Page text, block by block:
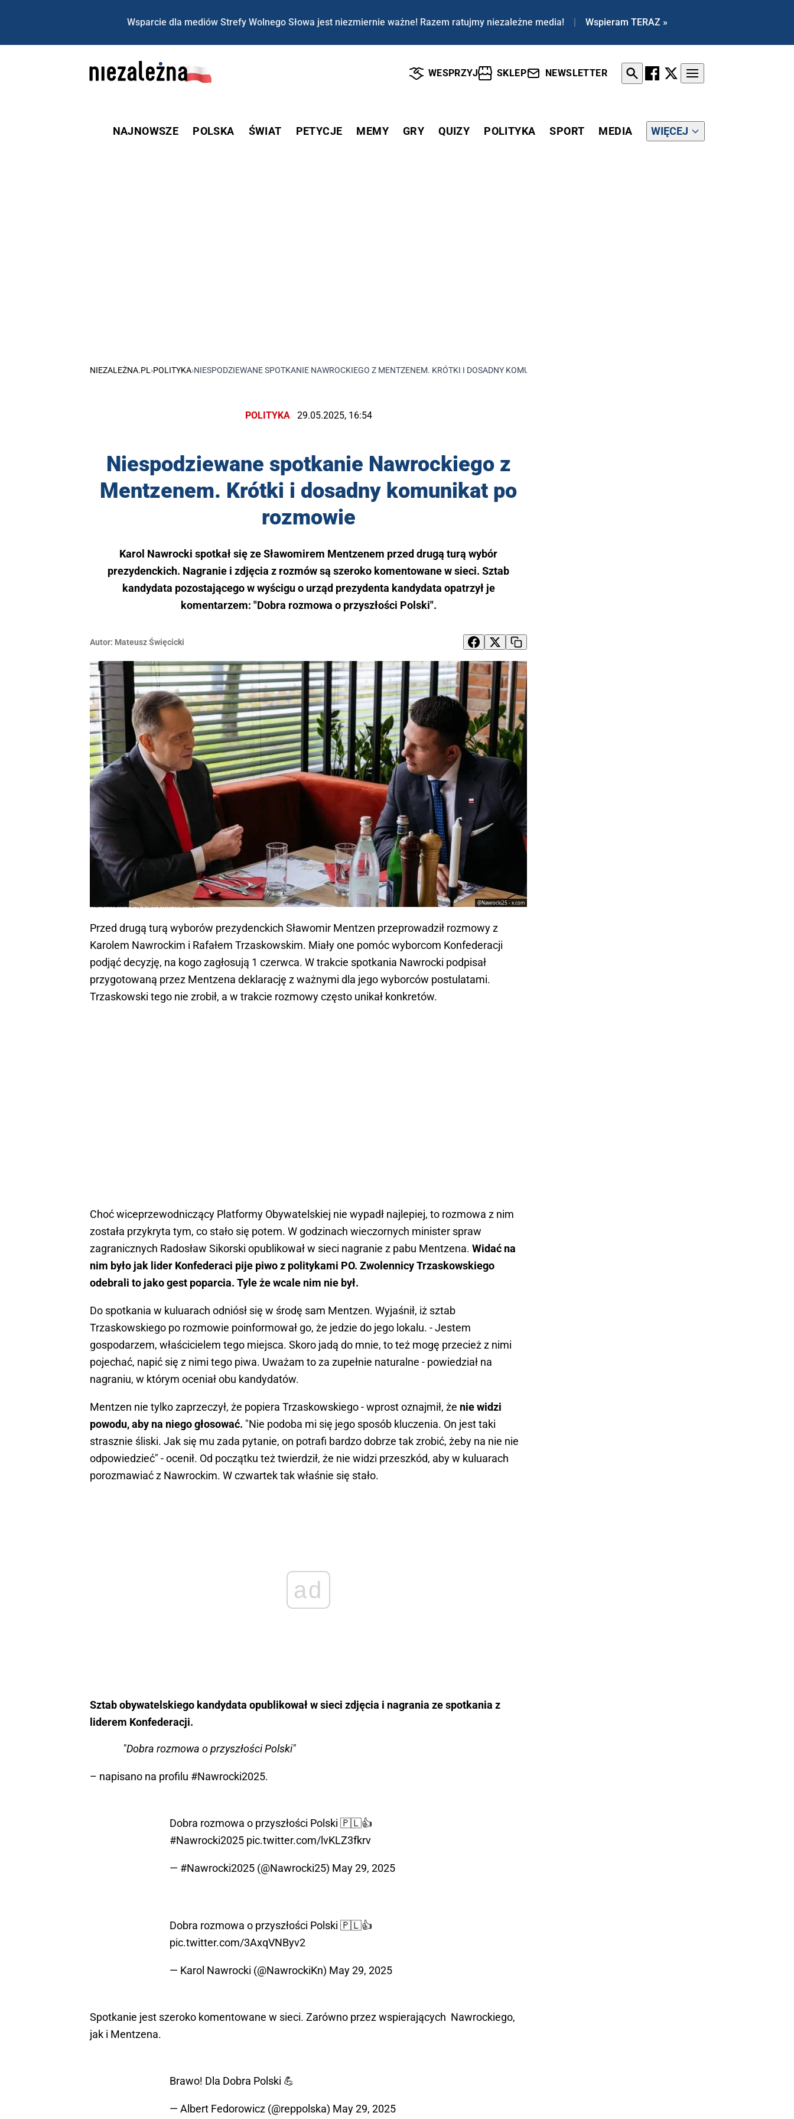
Wsparcie dla mediów Strefy Wolnego Słowa jest niezmiernie ważne! Razem ratujmy niezależne media! | Wspieram TERAZ »
WESPRZYJ SKLEP NEWSLETTER
NAJNOWSZE POLSKA ŚWIAT PETYCJE MEMY GRY QUIZY POLITYKA SPORT MEDIA WIĘCEJ
NIEZALEŻNA.PL ›POLITYKA›NIESPODZIEWANE SPOTKANIE NAWROCKIEGO Z MENTZENEM. KRÓTKI I DOSADNY KOMUNIKAT PO ROZMOWIE
POLITYKA 29.05.2025, 16:54
Niespodziewane spotkanie Nawrockiego z
Mentzenem. Krótki i dosadny komunikat po
rozmowie
Karol Nawrocki spotkał się ze Sławomirem Mentzenem przed drugą turą wybór
prezydenckich. Nagranie i zdjęcia z rozmów są szeroko komentowane w sieci. Sztab
kandydata pozostającego w wyścigu o urząd prezydenta kandydata opatrzył je
komentarzem: "Dobra rozmowa o przyszłości Polski".
Autor: Mateusz Święcicki
@Nawrocki25 - x.com
Karol Nawrocki, Sławomir Mentzen
Przed drugą turą wyborów prezydenckich Sławomir Mentzen przeprowadził rozmowy z
Karolem Nawrockim i Rafałem Trzaskowskim. Miały one pomóc wyborcom Konfederacji
podjąć decyzję, na kogo zagłosują 1 czerwca. W trakcie spotkania Nawrocki podpisał
przygotowaną przez Mentzena deklarację z ważnymi dla jego wyborców postulatami.
Trzaskowski tego nie zrobił, a w trakcie rozmowy często unikał konkretów.
Choć wiceprzewodniczący Platformy Obywatelskiej nie wypadł najlepiej, to rozmowa z nim
została przykryta tym, co stało się potem. W godzinach wieczornych minister spraw
zagranicznych Radosław Sikorski opublikował w sieci nagranie z pabu Mentzena. Widać na
nim było jak lider Konfederaci pije piwo z politykami PO. Zwolennicy Trzaskowskiego
odebrali to jako gest poparcia. Tyle że wcale nim nie był.
Do spotkania w kuluarach odniósł się w środę sam Mentzen. Wyjaśnił, iż sztab
Trzaskowskiego po rozmowie poinformował go, że jedzie do jego lokalu. - Jestem
gospodarzem, właścicielem tego miejsca. Skoro jadą do mnie, to też mogę przecież z nimi
pojechać, napić się z nimi tego piwa. Uważam to za zupełnie naturalne - powiedział na
nagraniu, w którym oceniał obu kandydatów.
Mentzen nie tylko zaprzeczył, że popiera Trzaskowskiego - wprost oznajmił, że nie widzi
powodu, aby na niego głosować. "Nie podoba mi się jego sposób kluczenia. On jest taki
strasznie śliski. Jak się mu zada pytanie, on potrafi bardzo dobrze tak zrobić, żeby na nie nie
odpowiedzieć" - ocenił. Od początku też twierdził, że nie widzi przeszkód, aby w kuluarach
porozmawiać z Nawrockim. W czwartek tak właśnie się stało.
ad
Sztab obywatelskiego kandydata opublikował w sieci zdjęcia i nagrania ze spotkania z
liderem Konfederacji.
"Dobra rozmowa o przyszłości Polski"
– napisano na profilu #Nawrocki2025.
Dobra rozmowa o przyszłości Polski 🇵🇱👍
#Nawrocki2025 pic.twitter.com/lvKLZ3fkrv
— #Nawrocki2025 (@Nawrocki25) May 29, 2025
Dobra rozmowa o przyszłości Polski 🇵🇱👍
pic.twitter.com/3AxqVNByv2
— Karol Nawrocki (@NawrockiKn) May 29, 2025
Spotkanie jest szeroko komentowane w sieci. Zarówno przez wspierających Nawrockiego,
jak i Mentzena.
Brawo! Dla Dobra Polski 💪
— Albert Fedorowicz (@reppolska) May 29, 2025